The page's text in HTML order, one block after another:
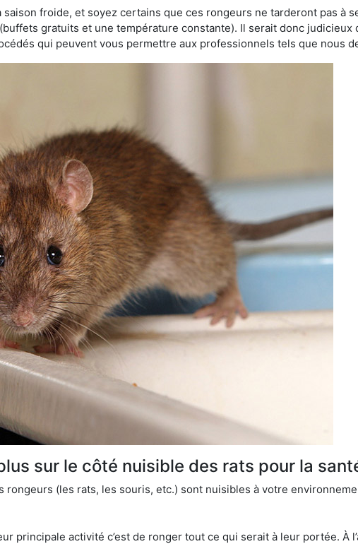
froide, et soyez certains que ces rongeurs ne tarderont pas à
gratuits et une température constante). Il serait donc
qui peuvent vous permettre aux professionnels tels que nous
sur le côté nuisible des rats pour la
rongeurs (les rats, les souris, etc.) sont nuisibles à votre
principale activité c’est de ronger tout ce qui serait à leur portée. À